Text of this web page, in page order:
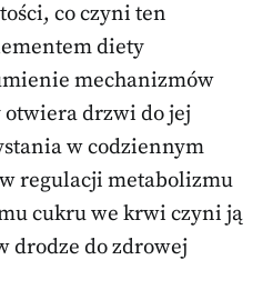
co czyni ten
diety
mechanizmów
drzwi do jej
w codziennym
regulacji metabolizmu
cukru we krwi czyni ją
drodze do zdrowej